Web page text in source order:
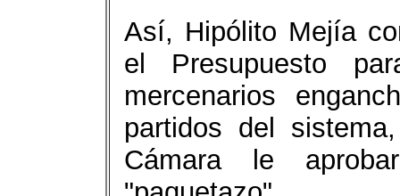
Así, Hipólito Mejía
el Presupuesto
mercenarios
partidos del
Cámara le